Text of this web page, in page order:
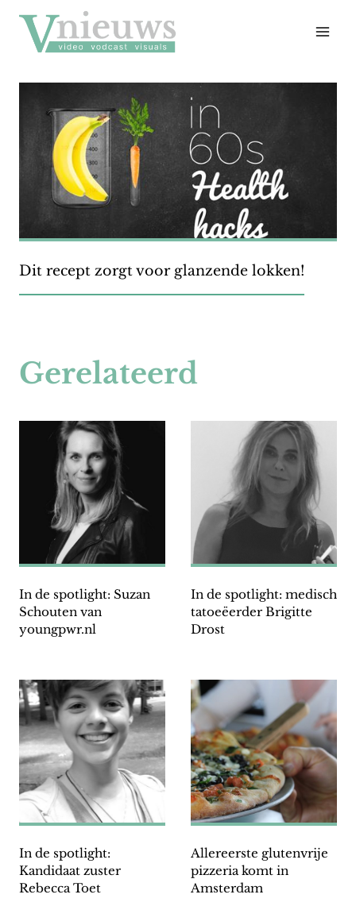
naar
inhoud
Dit recept zorgt voor glanzende lokken!
Gerelateerd
In de spotlight: Suzan
Schouten van
youngpwr.nl
In de spotlight: medisch
tatoeëerder Brigitte
Drost
In de spotlight:
Kandidaat zuster
Rebecca Toet
Allereerste glutenvrije
pizzeria komt in
Amsterdam